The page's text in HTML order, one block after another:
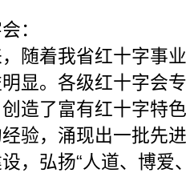
：
着我省红十字事业
显。各级红十字会
造了富有红十字特
验，涌现出一批先
，弘扬“人道、博爱